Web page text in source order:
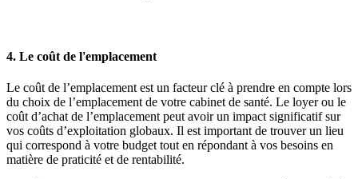
4. Le coût de l'emplacement
Le coût de l’emplacement est un facteur clé à prendre en compte lors
du choix de l’emplacement de votre cabinet de santé. Le loyer ou le
coût d’achat de l’emplacement peut avoir un impact significatif sur
vos coûts d’exploitation globaux. Il est important de trouver un lieu
qui correspond à votre budget tout en répondant à vos besoins en
matière de praticité et de rentabilité.